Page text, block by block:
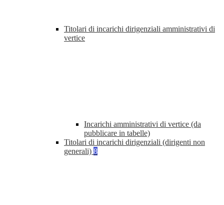
Titolari di incarichi dirigenziali amministrativi di
vertice
Incarichi amministrativi di vertice (da
pubblicare in tabelle)
Titolari di incarichi dirigenziali (dirigenti non
generali) 8